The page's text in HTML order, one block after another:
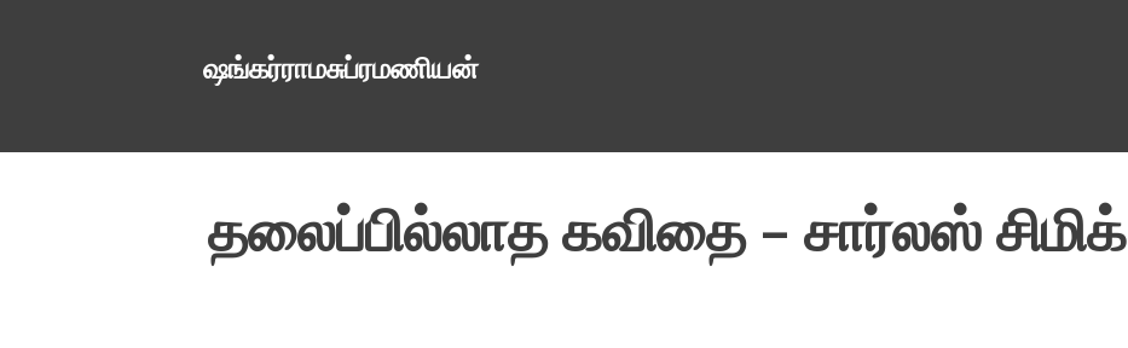
ஷங்கர்ராமசுப்ரமணியன்
தலைப்பில்லாத கவிதை – சார்லஸ் சிமிக்